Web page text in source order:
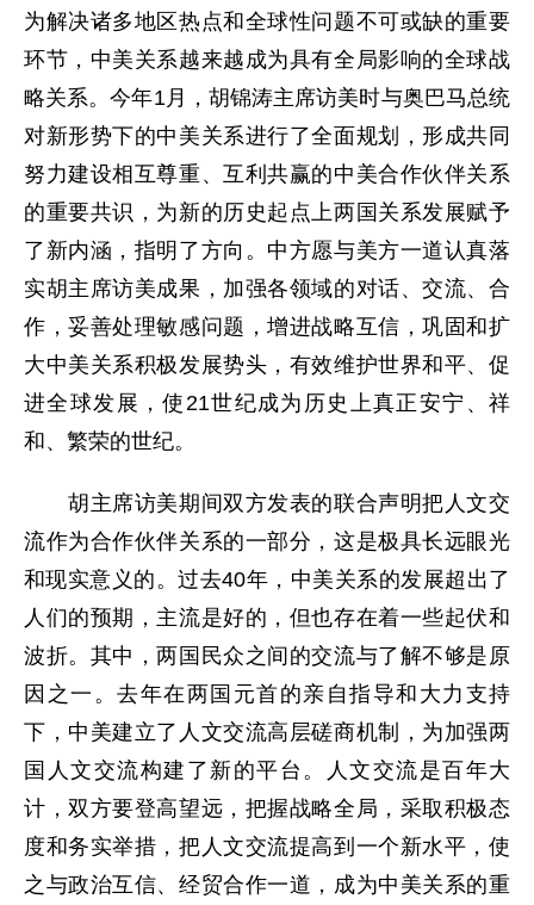
为解决诸多地区热点和全球性问题不可或缺的重要
环节，中美关系越来越成为具有全局影响的全球战
略关系。今年1月，胡锦涛主席访美时与奥巴马总统
对新形势下的中美关系进行了全面规划，形成共同
努力建设相互尊重、互利共赢的中美合作伙伴关系
的重要共识，为新的历史起点上两国关系发展赋予
了新内涵，指明了方向。中方愿与美方一道认真落
实胡主席访美成果，加强各领域的对话、交流、合
作，妥善处理敏感问题，增进战略互信，巩固和扩
大中美关系积极发展势头，有效维护世界和平、促
进全球发展，使21世纪成为历史上真正安宁、祥
和、繁荣的世纪。
胡主席访美期间双方发表的联合声明把人文交
流作为合作伙伴关系的一部分，这是极具长远眼光
和现实意义的。过去40年，中美关系的发展超出了
人们的预期，主流是好的，但也存在着一些起伏和
波折。其中，两国民众之间的交流与了解不够是原
因之一。去年在两国元首的亲自指导和大力支持
下，中美建立了人文交流高层磋商机制，为加强两
国人文交流构建了新的平台。人文交流是百年大
计，双方要登高望远，把握战略全局，采取积极态
度和务实举措，把人文交流提高到一个新水平，使
之与政治互信、经贸合作一道，成为中美关系的重